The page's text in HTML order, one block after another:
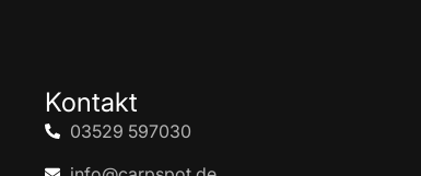
Kontakt
03529 597030